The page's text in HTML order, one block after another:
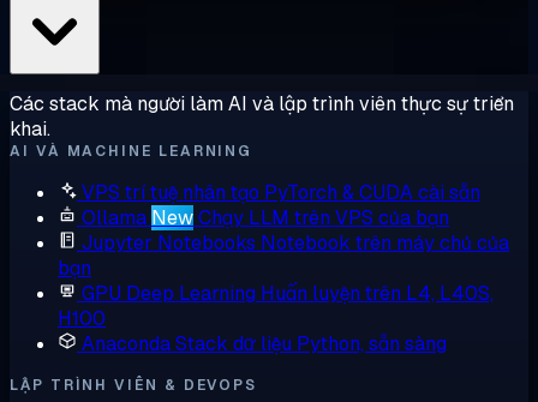
Các stack mà người làm AI và lập trình viên thực sự triển
khai.
AI VÀ MACHINE LEARNING
VPS trí tuệ nhân tạo PyTorch & CUDA cài sẵn
Ollama NewChạy LLM trên VPS của bạn
Jupyter Notebooks Notebook trên máy chủ của
bạn
GPU Deep Learning Huấn luyện trên L4, L40S,
H100
AnacondaStack dữ liệu Python, sẵn sàng
LẬP TRÌNH VIÊN & DEVOPS